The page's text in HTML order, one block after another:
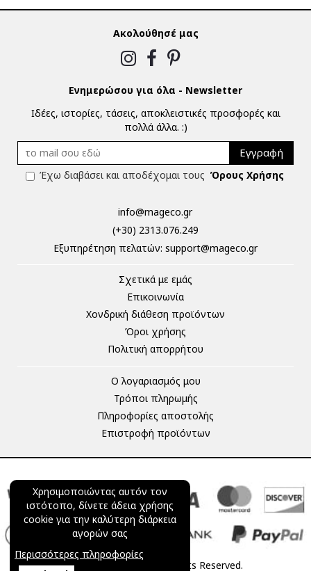
Χρησιμοποιώντας αυτόν τον
ιστότοπο, δίνετε άδεια χρήσης
cookie για την καλύτερη διάρκεια
αγορών σας
Περισσότερες πληροφορίες
Ακολούθησέ μας
Ενημερώσου για όλα - Newsletter
Ιδέες, ιστορίες, τάσεις, αποκλειστικές προσφορές και
πολλά άλλα. :)
Εγγραφή
Έχω διαβάσει και αποδέχομαι τους Όρους Χρήσης
info@mageco.gr
(+30) 2313.076.249
Eξυπηρέτηση πελατών: support@mageco.gr
Σχετικά με εμάς
Επικοινωνία
Χονδρική διάθεση προϊόντων
Όροι χρήσης
Πολιτική απορρήτου
Ο λογαριασμός μου
Τρόποι πληρωμής
Πληροφορίες αποστολής
Επιστροφή προϊόντων
© 2025 mageco.gr All Rights Reserved.